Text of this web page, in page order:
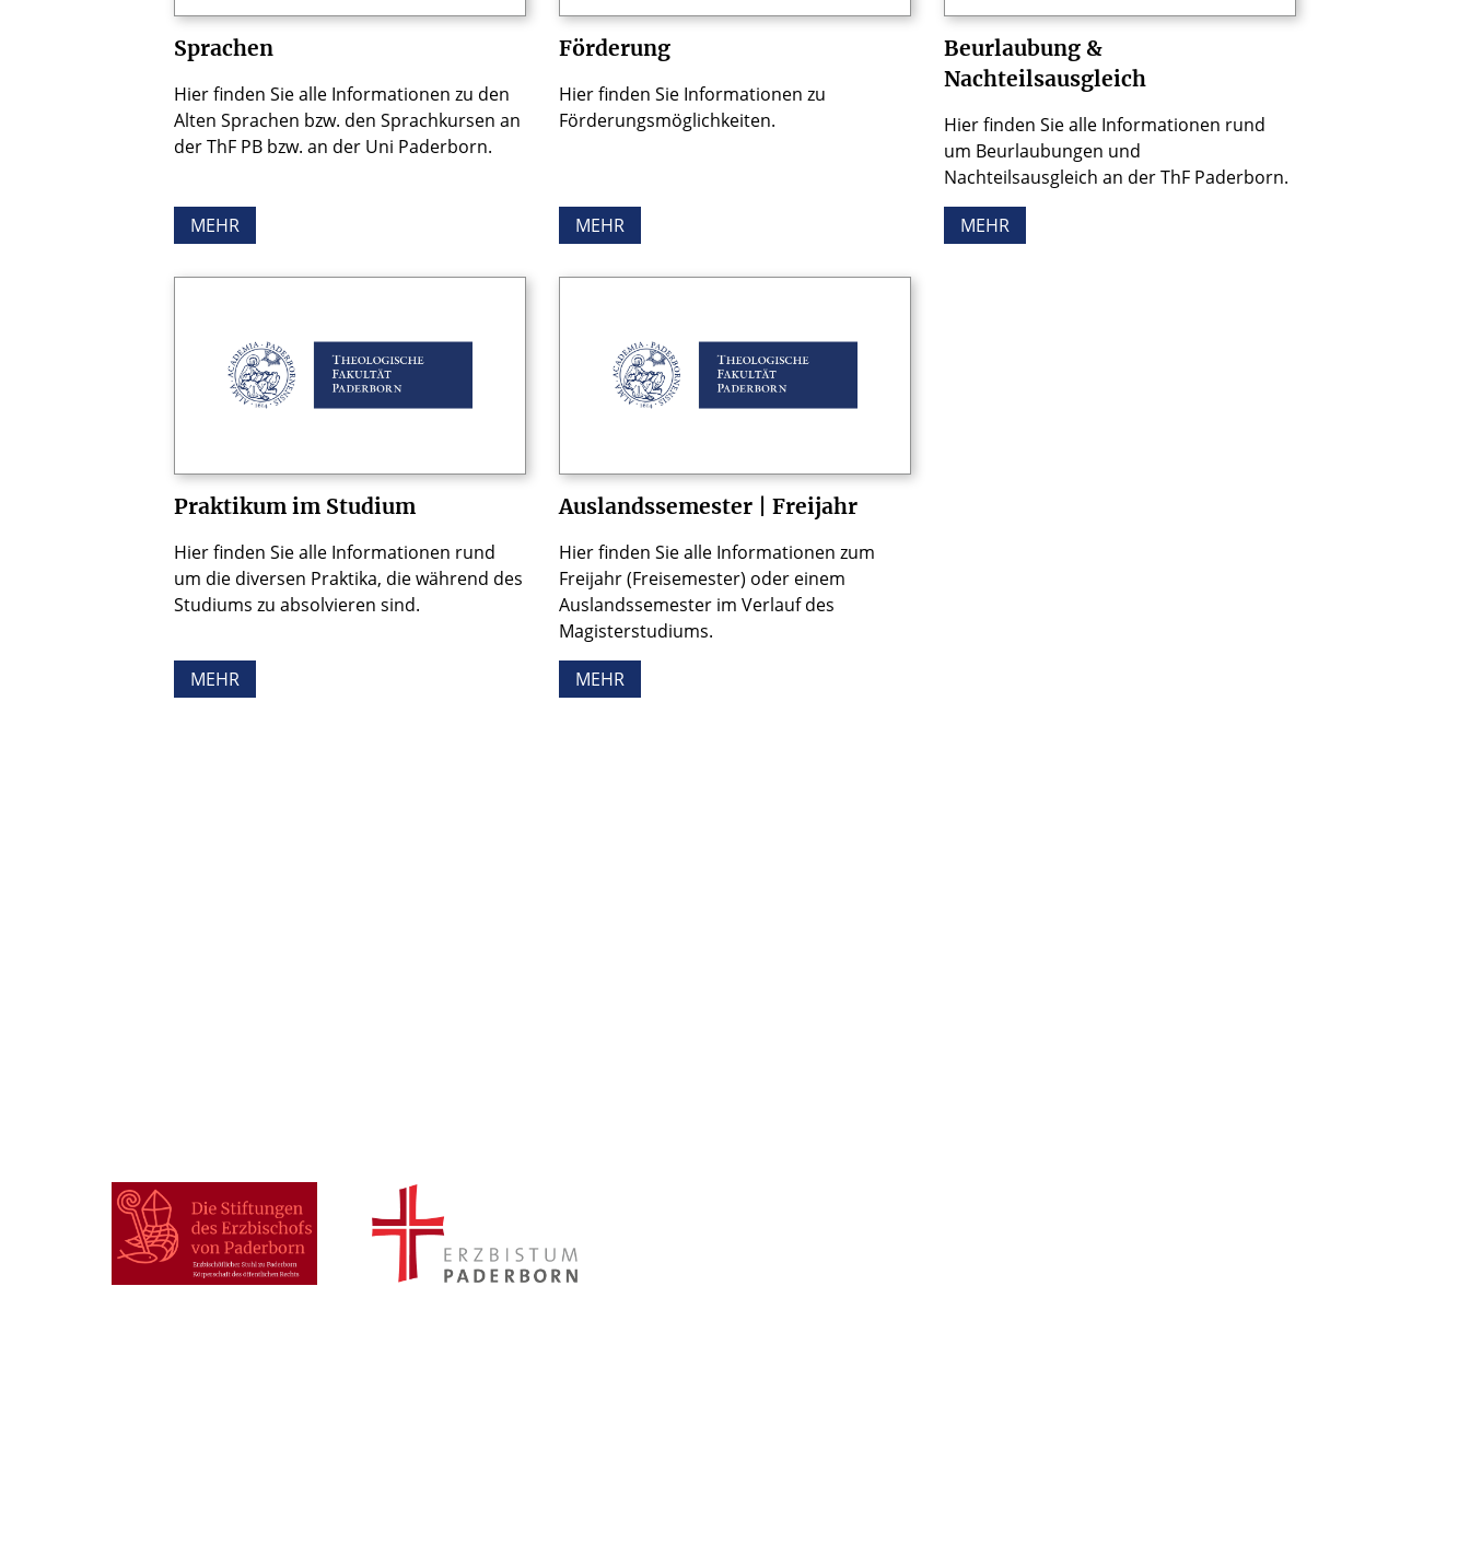
Sprachen
Hier finden Sie alle Informationen zu den
Alten Sprachen bzw. den Sprachkursen an
der ThF PB bzw. an der Uni Paderborn.
MEHR
Förderung
Hier finden Sie Informationen zu
Förderungsmöglichkeiten.
MEHR
Beurlaubung &
Nachteilsausgleich
Hier finden Sie alle Informationen rund
um Beurlaubungen und
Nachteilsausgleich an der ThF Paderborn.
MEHR
Praktikum im Studium
Hier finden Sie alle Informationen rund
um die diversen Praktika, die während des
Studiums zu absolvieren sind.
MEHR
Auslandssemester | Freijahr
Hier finden Sie alle Informationen zum
Freijahr (Freisemester) oder einem
Auslandssemester im Verlauf des
Magisterstudiums.
MEHR